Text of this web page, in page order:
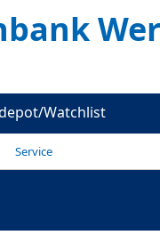
Watchlist
Service